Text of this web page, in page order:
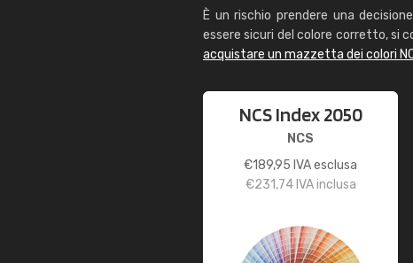
È un rischio prendere una
essere sicuri del colore corretto, si
acquistare un mazzetta dei colori
NCS Index 2050
NCS
€189,95 IVA esclusa
€231,74IVA inclusa